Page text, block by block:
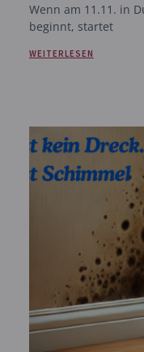
Wenn am 11.11. in
beginnt, startet
WEITERLESEN